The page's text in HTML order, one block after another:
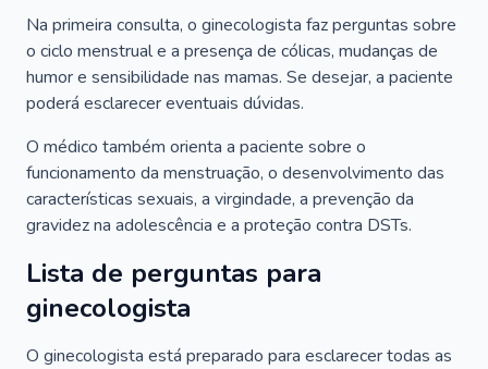
Na primeira consulta, o ginecologista faz perguntas sobre
o ciclo menstrual e a presença de cólicas, mudanças de
humor e sensibilidade nas mamas. Se desejar, a paciente
poderá esclarecer eventuais dúvidas.
O médico também orienta a paciente sobre o
funcionamento da menstruação, o desenvolvimento das
características sexuais, a virgindade, a prevenção da
gravidez na adolescência e a proteção contra DSTs.
Lista de perguntas para
ginecologista
O ginecologista está preparado para esclarecer todas as